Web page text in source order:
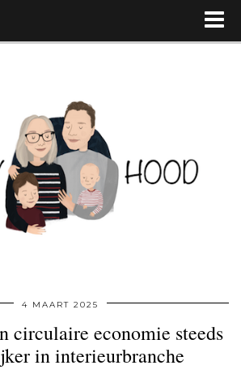
4 MAART 2025
circulaire economie steeds
in interieurbranche